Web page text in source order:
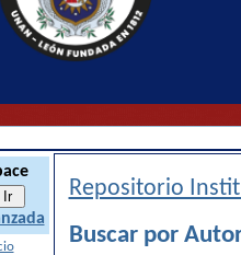
Repositorio
Buscar por